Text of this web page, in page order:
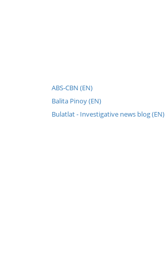
ABS-CBN (EN)
Balita Pinoy (EN)
Bulatlat - Investigative news blog (EN)